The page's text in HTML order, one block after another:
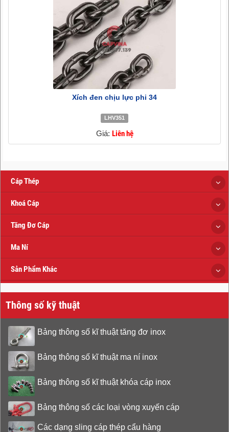
Xích đen chịu lực phi 34
LHV351
Giá: Liên hệ
Cáp Thép
Khoá Cáp
Tăng Đơ Cáp
Ma Ní
Sản Phẩm Khác
Thông số kỹ thuật
Bảng thông số kĩ thuật tăng đơ inox
Bảng thông số kĩ thuật ma ní inox
Bảng thông số kĩ thuật khóa cáp inox
Bảng thông số các loại vòng xuyến cáp
Các dạng sling cáp thép cẩu hàng